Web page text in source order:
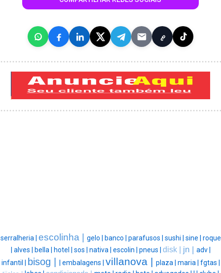
serralheria | escolinha | gelo | banco | parafusos | sushi | sine | roque
alves | bella | hotel | sos | nativa | escolin | pneus | disk | jn | adv |
infantil |
bisog | embalagens | villanova | plaza | maria | fgtas |